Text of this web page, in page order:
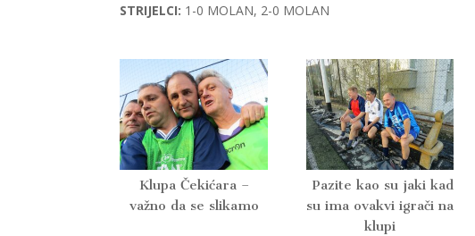
STRIJELCI: 1-0 MOLAN, 2-0 MOLAN
Klupa Čekićara –
važno da se slikamo
Pazite kao su jaki kad
su ima ovakvi igrači na
klupi